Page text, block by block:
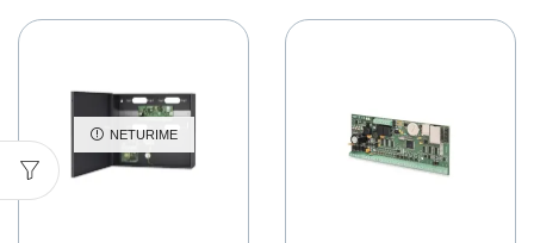
NETURIME